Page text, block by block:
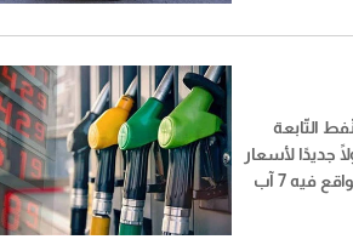
التّابعة
جديدًا لأسعار
المحروقات ليوم الجمعة الواقع فيه 7 آب